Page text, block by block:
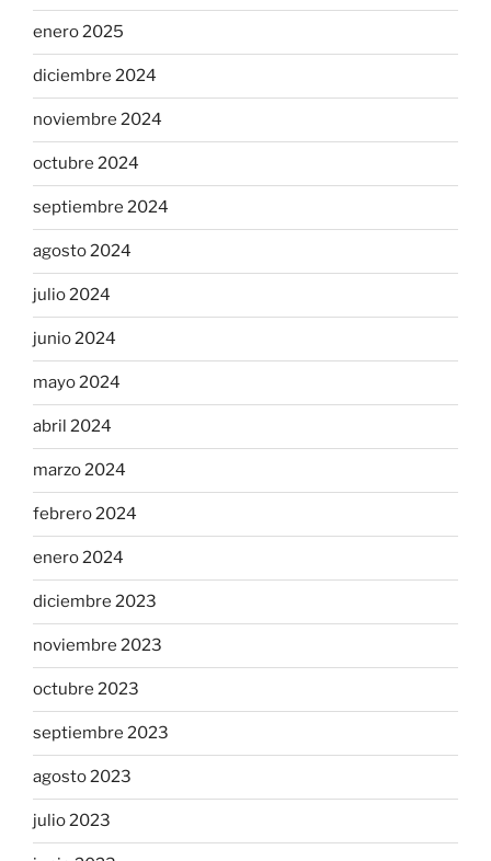
enero 2025
diciembre 2024
noviembre 2024
octubre 2024
septiembre 2024
agosto 2024
julio 2024
junio 2024
mayo 2024
abril 2024
marzo 2024
febrero 2024
enero 2024
diciembre 2023
noviembre 2023
octubre 2023
septiembre 2023
agosto 2023
julio 2023